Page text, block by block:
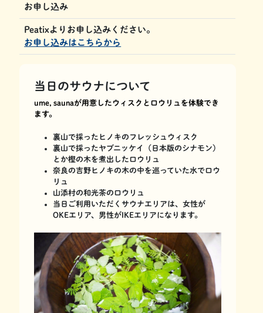
お申し込み
Peatixよりお申し込みください。
お申し込みはこちらから
当日のサウナについて
ume, saunaが用意したウィスクとロウリュを体験でき
ます。
裏山で採ったヒノキのフレッシュウィスク
裏山で採ったヤブニッケイ（日本版のシナモン）
とか樫の木を煮出したロウリュ
奈良の吉野ヒノキの木の中を巡っていた水でロウ
リュ
山添村の和光茶のロウリュ
当日ご利用いただくサウナエリアは、女性が
OKEエリア、男性がIKEエリアになります。